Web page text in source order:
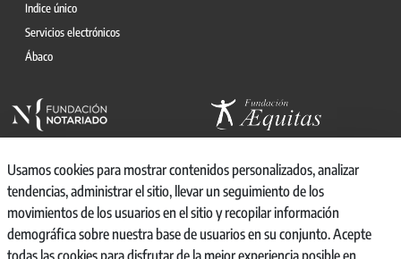
Indice único
Servicios electrónicos
Ábaco
© 2026, CONSEJO GENERAL DEL NOTARIO
CANAL INTERNO DE INFORMACIÓN
Usamos cookies para mostrar contenidos personalizados, analizar
tendencias, administrar el sitio, llevar un seguimiento de los
movimientos de los usuarios en el sitio y recopilar información
demográfica sobre nuestra base de usuarios en su conjunto. Acepte
todas las cookies para disfrutar de la mejor experiencia posible en